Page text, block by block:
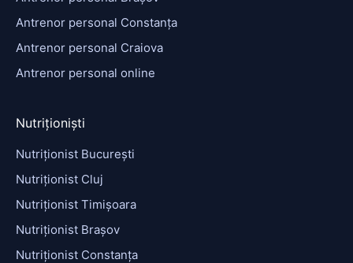
Antrenor personal Constanța
Antrenor personal Craiova
Antrenor personal online
Nutriționiști
Nutriționist București
Nutriționist Cluj
Nutriționist Timișoara
Nutriționist Brașov
Nutriționist Constanța